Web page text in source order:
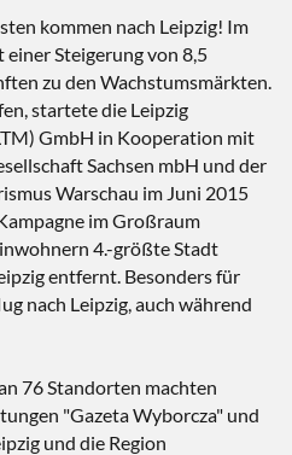
kommen nach Leipzig! Im
Steigerung von 8,5
zu den Wachstumsmärkten.
startete die Leipzig
GmbH in Kooperation mit
Sachsen mbH und der
Warschau im Juni 2015
im Großraum
4.-größte Stadt
entfernt. Besonders für
nach Leipzig, auch während
76 Standorten machten
"Gazeta Wyborcza" und
und die Region